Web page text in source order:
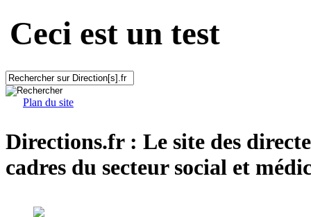
Ceci est un test
Plan du site
Directions.fr : Le site des
cadres du secteur social et